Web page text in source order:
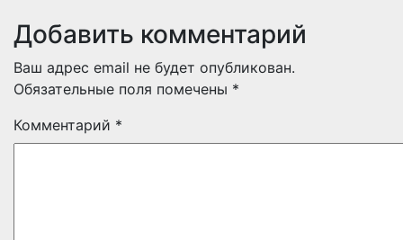
Добавить комментарий
Ваш адрес email не будет опубликован.
Обязательные поля помечены *
Комментарий *